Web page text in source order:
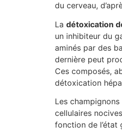
du cerveau,
La détoxication
un inhibiteur du
aminés par des
dernière peut
Ces composés,
détoxication
Les
cellulaires
fonction de l’état